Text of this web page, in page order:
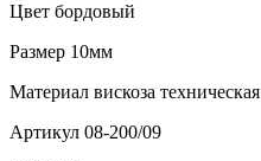
Цвет бордовый
Размер 10мм
Материал вискоза техническая
Артикул 08-200/09